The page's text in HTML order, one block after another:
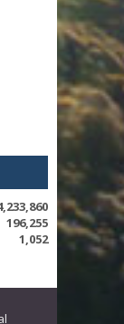
196,255
1,052